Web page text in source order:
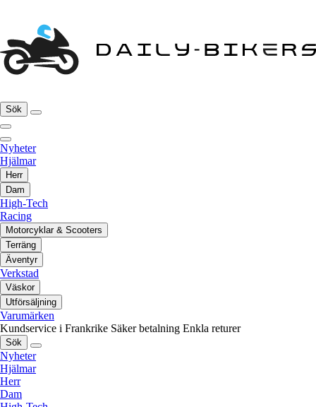
Sök
Nyheter
Hjälmar
Herr
Dam
High-Tech
Racing
Motorcyklar & Scooters
Terräng
Äventyr
Verkstad
Väskor
Utförsäljning
Varumärken
Kundservice i Frankrike Säker betalning Enkla returer
Sök
Nyheter
Hjälmar
Herr
Dam